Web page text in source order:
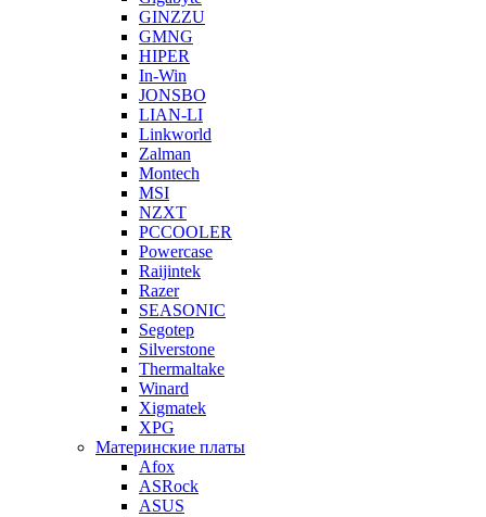
GINZZU
GMNG
HIPER
In-Win
JONSBO
LIAN-LI
Linkworld
Zalman
Montech
MSI
NZXT
PCCOOLER
Powercase
Raijintek
Razer
SEASONIC
Segotep
Silverstone
Thermaltake
Winard
Xigmatek
XPG
Материнские платы
Afox
ASRock
ASUS